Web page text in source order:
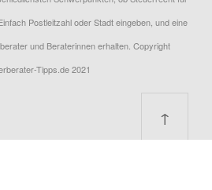
Postleitzahl oder Stadt eingeben, und eine
und Beraterinnen erhalten. Copyright
Tipps.de 2021
↑